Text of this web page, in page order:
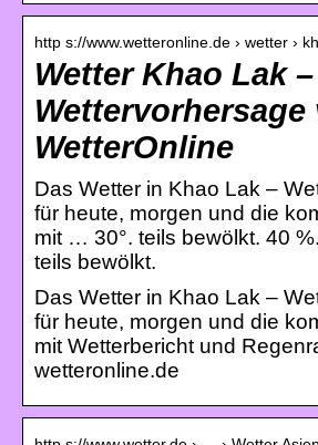
http s://www.wetteronline.de › wetter ›
Wetter Khao Lak
Wettervorhersage
WetterOnline
Das Wetter in Khao Lak –
für heute, morgen und die
mit … 30°. teils bewölkt. 40
teils bewölkt.
Das Wetter in Khao Lak –
für heute, morgen und die
mit Wetterbericht und
wetteronline.de